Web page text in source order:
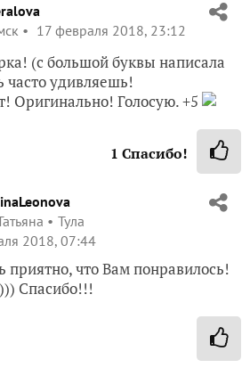
17 февраля 2018, 23:12
(с большой буквы написала
часто удивляешь!
Оригинально! Голосую. +5
1 Спасибо!
Тула
2018, 07:44
что Вам понравилось!
Спасибо!!!